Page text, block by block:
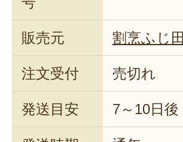
販売元 割烹ふじ田
注文受付 売切れ
発送目安 7～10日後